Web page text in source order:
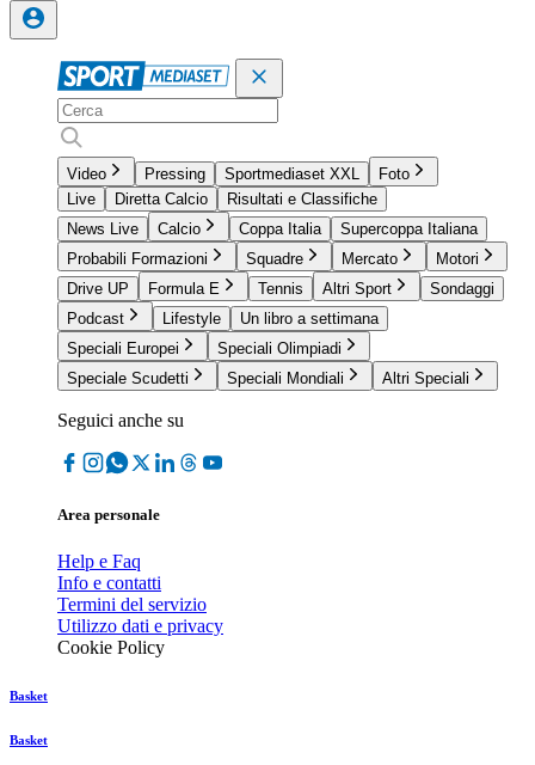
Video Pressing Sportmediaset XXL
Foto
Live
Diretta Calcio
Risultati e Classifiche
News Live
Calcio Coppa Italia
Supercoppa Italiana
Probabili Formazioni
Squadre Mercato
Motori
Drive UP
Formula E Tennis Altri Sport
Sondaggi
Podcast
Lifestyle
Un libro a settimana
Speciali Europei
Speciali Olimpiadi
Speciale Scudetti
Speciali Mondiali Altri Speciali
Seguici anche su
Area personale
Help e Faq
Info e contatti
Termini del servizio
Utilizzo dati e privacy
Cookie Policy
Basket
Basket